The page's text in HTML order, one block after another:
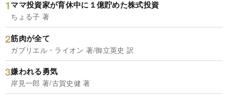
ママ投資家が育休中に１億貯めた株式投資
ちょる子 著
筋肉が全て
ガブリエル・ライオン 著/御立英史 訳
嫌われる勇気
岸見一郎 著/古賀史健 著